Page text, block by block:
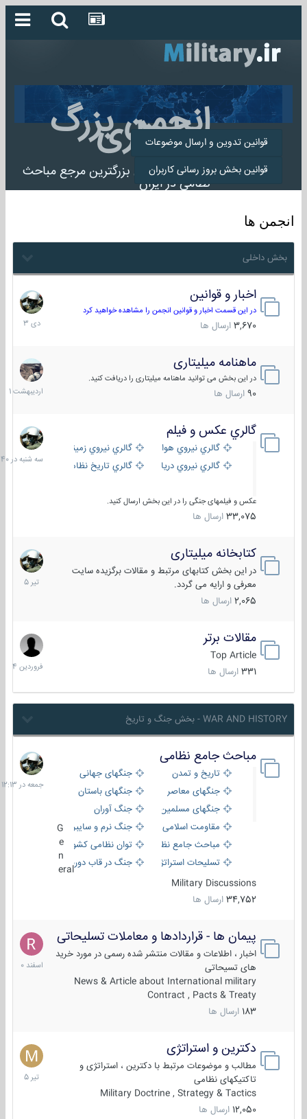
انجمن بزرگ
میلیتاری
انجمن میلیتاری بزرگترین مرجع مباحث
نظامی در ایران
قوانین تدوین و ارسال موضوعات
قوانین بخش بروز رسانی کاربران
انجمن ها
بخش داخلی
اخبار و قوانین
در این قسمت اخبار و قوانین انجمن را مشاهده خواهید کرد
3,670 ارسال ها
22
دی
1403
ماهنامه میلیتاری
در این بخش می توانید ماهنامه میلیتاری را دریافت کنید.
90 ارسال ها
30
1401
گالري عكس و فيلم
گالري نيروي هوايي
گالري نيروي زميني
گالري نيروي دريايي
گالري تاریخ نظامی
عکس و فیلمهای جنگی را در این بخش ارسال کنید.
33,075 ارسال ها
سه
شنبه
در
کتابخانه میلیتاری
در این بخش کتابهای مرتبط و مقالات برگزیده سایت
معرفی و ارایه می گردد.
2,065 ارسال ها
16
تیر
1405
مقالات برتر
Top Article
331 ارسال ها
29
فروردین
1404
WAR AND HISTORY - بخش جنگ و تاریخ
مباحث جامع نظامی
تاریخ و تمدن
جنگهای جهانی
جنگهای معاصر
جنگهای باستان
جنگهای مسلمین
جنگ آوران
مقاومت اسلامی
جنگ نرم و سایبری
مباحث جامع نظامی
توان نظامی کشورها
تسلیحات استراتژیک
جنگ در قاب دوربین
eral
Military Discussions
34,752 ارسال ها
جمعه
در
12:13
پیمان ها - قراردادها و معاملات تسلیحاتی
اخبار ، اطلاعات و مقالات منتشر شده رسمی در مورد خرید
های تسیحاتی
News & Article about International military
Contract , Pacts & Treaty
183 ارسال ها
7
اسفند
1400
دکترین و استراتژی
مطالب و موضوعات مرتبط با دکترین ، استراتژی و
تاکتیکهای نظامی
Military Doctrine , Strategy & Tactics
12,050 ارسال ها
27
تیر
1405